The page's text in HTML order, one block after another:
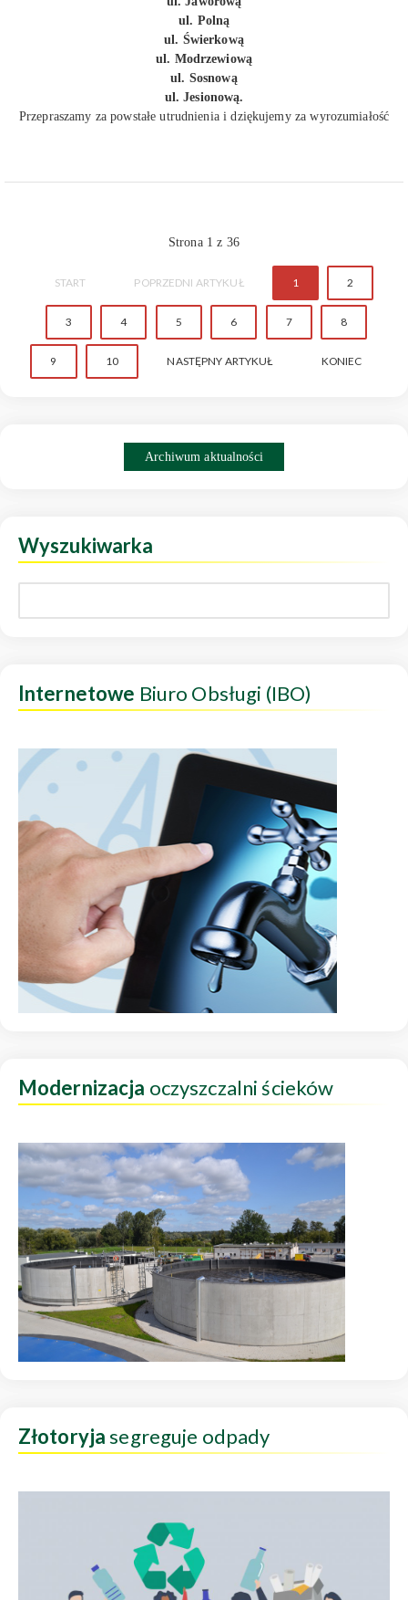
ul. Polną
ul. Świerkową
ul. Modrzewiową
ul. Sosnową
ul. Jesionową.
Przepraszamy za powstałe utrudnienia i dziękujemy za wyrozumiałość
Strona 1 z 36
START POPRZEDNI ARTYKUŁ 1 2
3 4 5 6 7 8
9 10 NASTĘPNY ARTYKUŁ KONIEC
Archiwum aktualności
Wyszukiwarka
Internetowe Biuro Obsługi (IBO)
Modernizacja oczyszczalni ścieków
Złotoryjasegreguje odpady